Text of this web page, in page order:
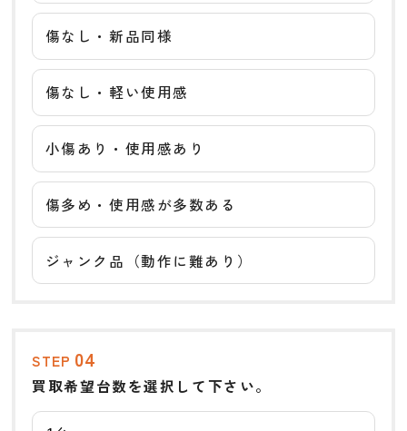
傷なし・新品同様
傷なし・軽い使用感
小傷あり・使用感あり
傷多め・使用感が多数ある
ジャンク品（動作に難あり）
STEP 04
買取希望台数を選択して下さい。